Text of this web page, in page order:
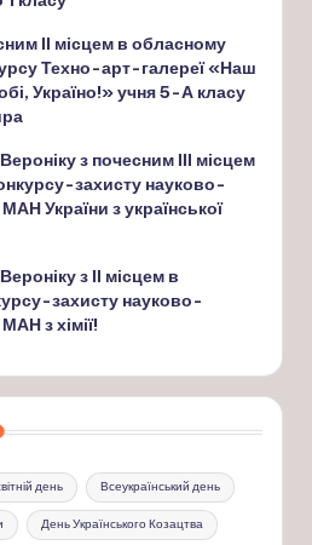
ІІ місцем в обласному
Техно-арт-галереї «Наш
Україно!» учня 5-А класу
з почесним ІІІ місцем
захисту науково-
України з української
з ІІ місцем в
захисту науково-
з хімії!
день Всеукраїнський день
День Українського Козацтва